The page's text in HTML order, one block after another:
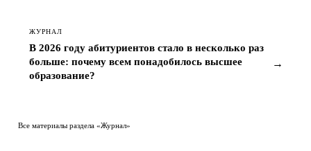
ЖУРНАЛ
В 2026 году абитуриентов стало в несколько раз
больше: почему всем понадобилось высшее
образование?
→
Все материалы раздела «Журнал»